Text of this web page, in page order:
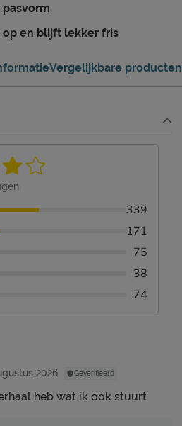
en blijft lekker fris
Vergelijkbare producten
339
171
75
38
74
2026 Geverifieerd
heb wat ik ook stuurt